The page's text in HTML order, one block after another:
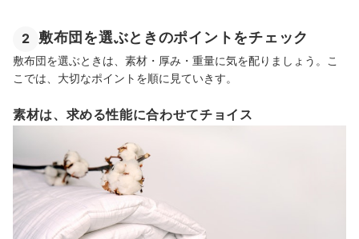
2 敷布団を選ぶときのポイントをチェック
敷布団を選ぶときは、素材・厚み・重量に気を配りましょう。こ
こでは、大切なポイントを順に見ていきす。
素材は、求める性能に合わせてチョイス